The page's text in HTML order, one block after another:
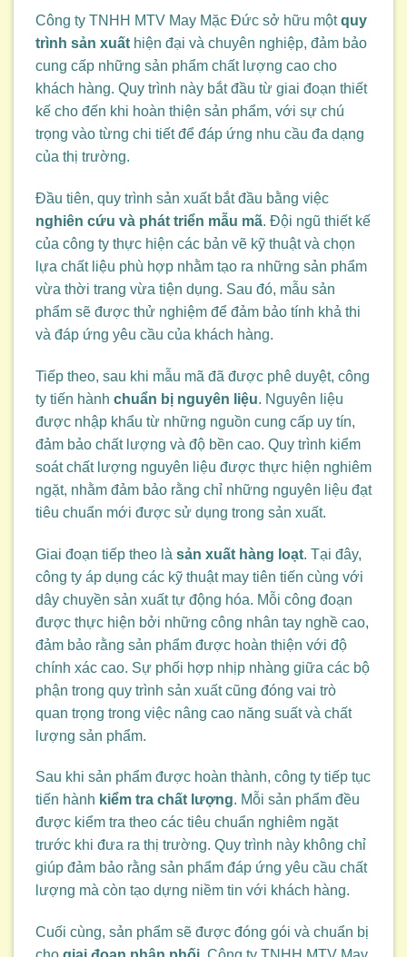
Công ty TNHH MTV May Mặc Đức sở hữu mộtquy
trình sản xuất hiện đại và chuyên nghiệp, đảm bảo
cung cấp những sản phẩm chất lượng cao cho
khách hàng. Quy trình này bắt đầu từ giai đoạn thiết
kế cho đến khi hoàn thiện sản phẩm, với sự chú
trọng vào từng chi tiết để đáp ứng nhu cầu đa dạng
của thị trường.
Đầu tiên, quy trình sản xuất bắt đầu bằng việc
nghiên cứu và phát triển mẫu mã. Đội ngũ thiết kế
của công ty thực hiện các bản vẽ kỹ thuật và chọn
lựa chất liệu phù hợp nhằm tạo ra những sản phẩm
vừa thời trang vừa tiện dụng. Sau đó, mẫu sản
phẩm sẽ được thử nghiệm để đảm bảo tính khả thi
và đáp ứng yêu cầu của khách hàng.
Tiếp theo, sau khi mẫu mã đã được phê duyệt, công
ty tiến hành chuẩn bị nguyên liệu. Nguyên liệu
được nhập khẩu từ những nguồn cung cấp uy tín,
đảm bảo chất lượng và độ bền cao. Quy trình kiểm
soát chất lượng nguyên liệu được thực hiện nghiêm
ngặt, nhằm đảm bảo rằng chỉ những nguyên liệu đạt
tiêu chuẩn mới được sử dụng trong sản xuất.
Giai đoạn tiếp theo là sản xuất hàng loạt. Tại đây,
công ty áp dụng các kỹ thuật may tiên tiến cùng với
dây chuyền sản xuất tự động hóa. Mỗi công đoạn
được thực hiện bởi những công nhân tay nghề cao,
đảm bảo rằng sản phẩm được hoàn thiện với độ
chính xác cao. Sự phối hợp nhịp nhàng giữa các bộ
phận trong quy trình sản xuất cũng đóng vai trò
quan trọng trong việc nâng cao năng suất và chất
lượng sản phẩm.
Sau khi sản phẩm được hoàn thành, công ty tiếp tục
tiến hành kiểm tra chất lượng. Mỗi sản phẩm đều
được kiểm tra theo các tiêu chuẩn nghiêm ngặt
trước khi đưa ra thị trường. Quy trình này không chỉ
giúp đảm bảo rằng sản phẩm đáp ứng yêu cầu chất
lượng mà còn tạo dựng niềm tin với khách hàng.
Cuối cùng, sản phẩm sẽ được đóng gói và chuẩn bị